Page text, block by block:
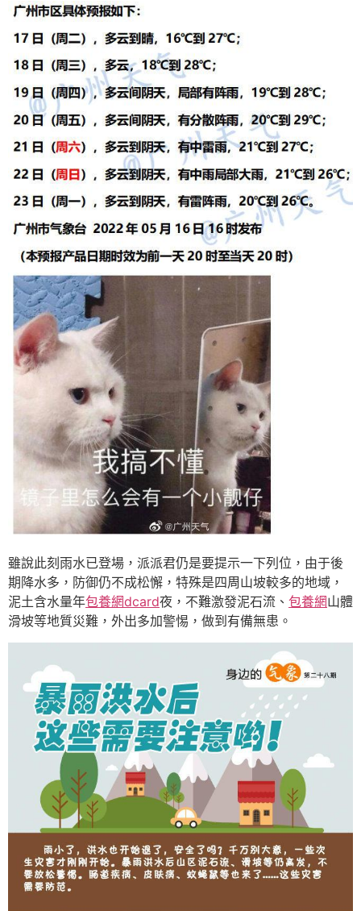
雖說此刻雨水已登場，派派君仍是要提示一下列位，由于後
期降水多，防御仍不成松懈，特殊是四周山坡較多的地域，
泥土含水量年包養網dcard夜，不難激發泥石流、 包養網山體
滑坡等地質災難，外出多加警惕，做到有備無患。